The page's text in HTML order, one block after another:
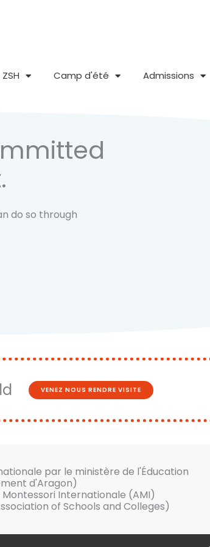
Camp d'été Admissions
do so through
VENEZ NOUS RENDRE VISITE
par le ministère de l'Éducation
d'Aragon)
Internationale (AMI)
of Schools and Colleges)